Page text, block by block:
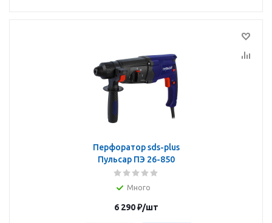
Перфоратор sds-plus
Пульсар ПЭ 26-850
Много
6 290₽/шт